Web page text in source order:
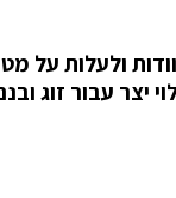
ולעלות על
יצר עבור זוג